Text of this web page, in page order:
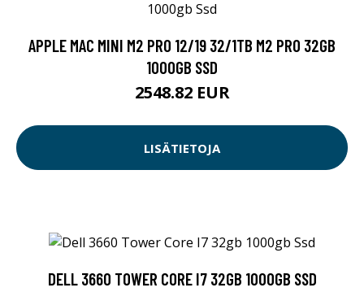
APPLE MAC MINI M2 PRO 12/19 32/1TB M2 PRO 32GB
1000GB SSD
2548.82 EUR
LISÄTIETOJA
DELL 3660 TOWER CORE I7 32GB 1000GB SSD